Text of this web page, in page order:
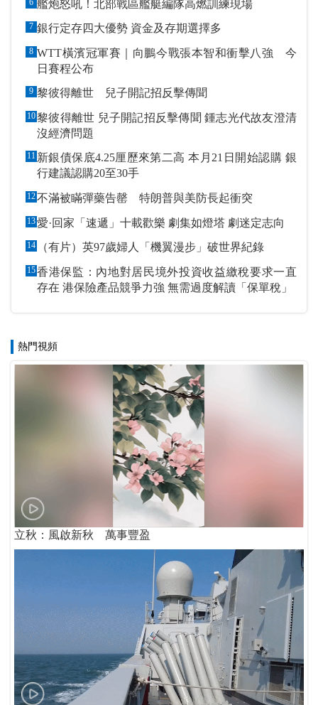
艦炮怒吼！北部戰區艦艇編隊高燃訓練現場
7 銀行定存四大優勢 資金及存期選擇多
8 WTT橫濱冠軍賽｜向鵬今戰張本智和衝擊八強 今
日賽程公布
9 黎彼得離世 兒子開記招反擊傳聞
10黎彼得離世 兒子開記招反擊傳聞 鍾志光代故友澄清
沒經濟問題
11 新銀債保底4.25厘歷來第二高 本月21日開始認購 銀
行建議認購20至30手
12不滿被瞞彈藥告罄 特朗普與美防長起衝突
13 愛·回家「速遞」十載歡樂 劇集如燈塔 劇迷定志向
14 （有片）英97歲婦人「機翼漫步」破世界紀錄
15香港保監：內地對居民境外投資收益繳稅要求一直
存在 港保險產品競爭力強 無需過度解讀「保單稅」
熱門視頻
立秋：風啟新秋 萬事豐盈